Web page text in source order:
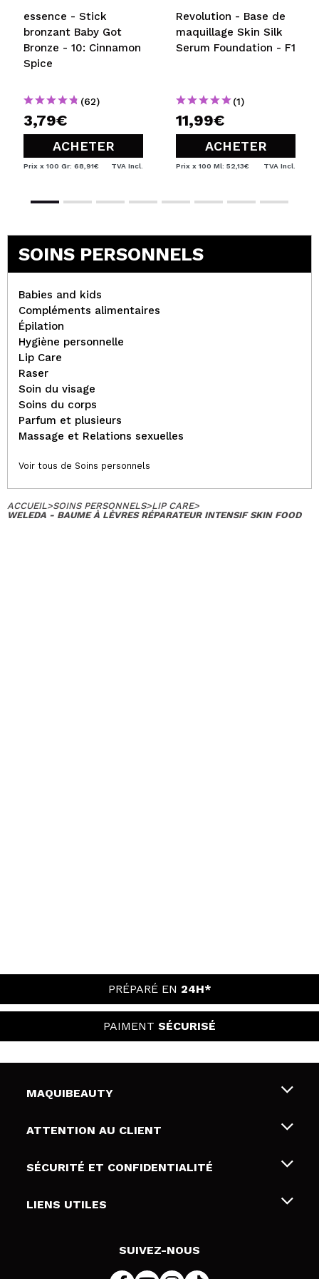
essence - Stick
bronzant Baby Got
Bronze - 10: Cinnamon
Spice
(62)
3,79€
ACHETER
Prix x 100 Gr: 68,91€ TVA Incl.
Revolution - Base de
maquillage Skin Silk
Serum Foundation - F1
(1)
11,99€
ACHETER
Prix x 100 Ml: 52,13€ TVA Incl.
SOINS PERSONNELS
Babies and kids
Compléments alimentaires
Épilation
Hygiène personnelle
Lip Care
Raser
Soin du visage
Soins du corps
Parfum et plusieurs
Massage et Relations sexuelles
Voir tous de Soins personnels
ACCUEIL>SOINS PERSONNELS>LIP CARE>
WELEDA - BAUME À LÈVRES RÉPARATEUR INTENSIF SKIN FOOD
PRÉPARÉ EN 24H*
PAIMENT SÉCURISÉ
MAQUIBEAUTY
Qui sommes nous
Cartes-cadeaux
ATTENTION AU CLIENT
Livraison & retour
Modes de paiement
SÉCURITÉ ET CONFIDENTIALITÉ
Conditions et confidentialité
LIENS UTILES
SUIVEZ-NOUS